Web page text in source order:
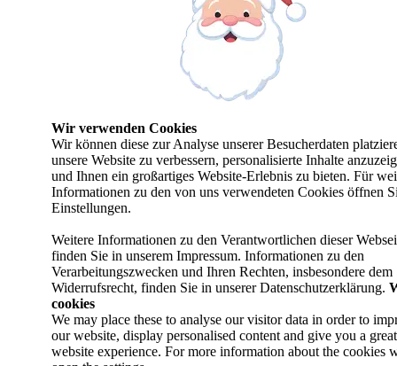
Wir verwenden Cookies
Wir können diese zur Analyse unserer Besucherdaten
unsere Website zu verbessern, personalisierte Inhalte
und Ihnen ein großartiges Website-Erlebnis zu bieten. Für
Informationen zu den von uns verwendeten Cookies öffnen
Einstellungen.
Weitere Informationen zu den Verantwortlichen dieser
finden Sie in unserem Impressum. Informationen zu den
Verarbeitungszwecken und Ihren Rechten, insbesondere dem
Widerrufsrecht, finden Sie in unserer Datenschutzerklärung.
cookies
We may place these to analyse our visitor data in order to
our website, display personalised content and give you a great
website experience. For more information about the cookies